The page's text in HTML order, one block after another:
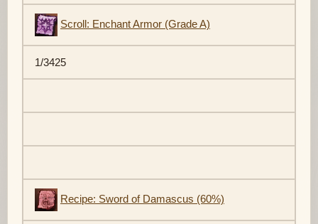
Scroll: Enchant Armor (Grade A)
1/3425
Recipe: Sword of Damascus (60%)